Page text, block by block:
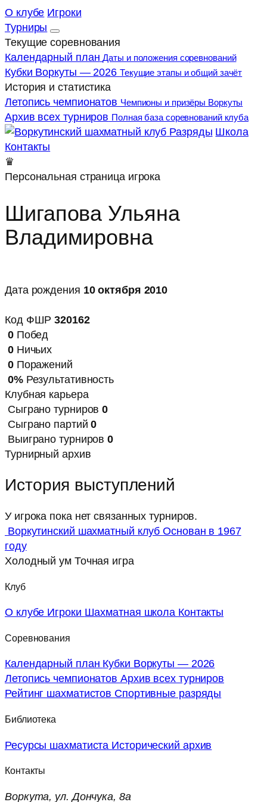
О клубе Игроки
Турниры
Текущие соревнования
Календарный план Даты и положения соревнований
Кубки Воркуты — 2026 Текущие этапы и общий зачёт
История и статистика
Летопись чемпионатов Чемпионы и призёры Воркуты
Архив всех турниров Полная база соревнований клуба
Разряды Школа
Контакты
♛
Персональная страница игрока
Шигапова Ульяна
Владимировна
Дата рождения 10 октября 2010
Код ФШР 320162
0 Побед
0 Ничьих
0 Поражений
0% Результативность
Клубная карьера
Сыграно турниров 0
Сыграно партий 0
Выиграно турниров 0
Турнирный архив
История выступлений
У игрока пока нет связанных турниров.
Воркутинский шахматный клубОснован в 1967
году
Холодный ум Точная игра
Клуб
О клубе Игроки Шахматная школа Контакты
Соревнования
Календарный план Кубки Воркуты — 2026
Летопись чемпионатов Архив всех турниров
Рейтинг шахматистов Спортивные разряды
Библиотека
Ресурсы шахматиста Исторический архив
Контакты
Воркута, ул. Дончука, 8а